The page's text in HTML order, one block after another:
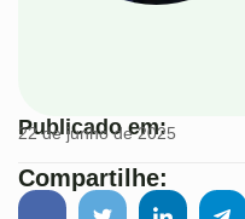
Publicado em:
22 de junho de 2025
Compartilhe: